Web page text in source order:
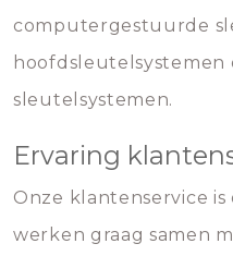
computergestuurde
hoofdsleutelsystemen
sleutelsystemen.
Ervaring
Onze klantenservice is
werken graag samen